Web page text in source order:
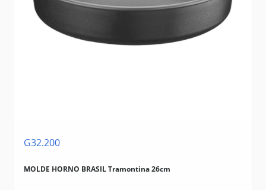
G32.200
MOLDE HORNO BRASIL Tramontina 26cm